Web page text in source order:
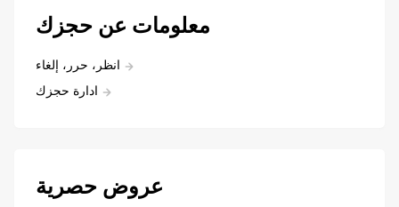
معلومات عن حجزك
انظر، حرر، إلغاء
ادارة حجزك
عروض حصرية